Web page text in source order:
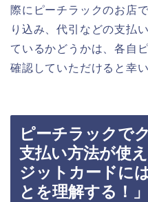
際にピーチラックのお店
り込み、代引などの支払
ているかどうかは、各自
確認していただけると幸い
ピーチラックで
支払い方法が使
ジットカードに
とを理解する！」